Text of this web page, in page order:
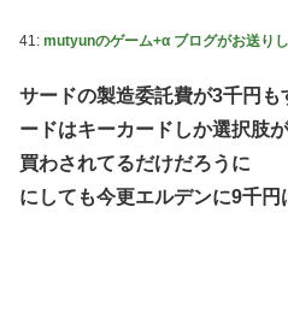
41: mutyunのゲーム+α ブログがお送りし
サードの製造委託費が3千円
ードはキーカードしか選択肢
買わされてるだけだろうに
にしても今更エルデンに9千